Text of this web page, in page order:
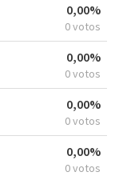
0,00%
0 votos
0,00%
0 votos
0,00%
0 votos
0,00%
0 votos